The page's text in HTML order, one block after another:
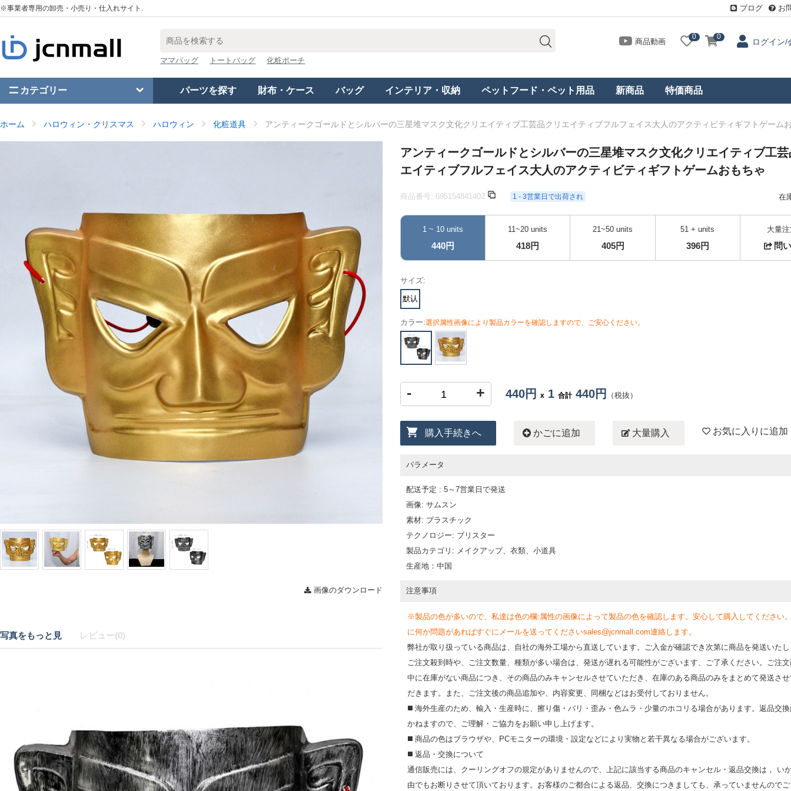
※事業者専用の卸売・小売り・仕入れサイト. ブログ お
ママバッグ トートバッグ 化粧ポーチ
商品動画
0 0
ログイン/
カテゴリー パーツを探す 財布・ケース バッグ インテリア・収納 ペットフード・ペット用品 新商品 特価商品
ホーム ハロウィン・クリスマス ハロウィン 化粧道具 アンティークゴールドとシルバーの三星堆マスク文化クリエイティブ工芸品クリエイティブフルフェイス大人のアクティビティギフトゲーム
画像のダウンロード
写真をもっと見 レビュー(0)
アンティークゴールドとシルバーの三星堆マスク文化クリエイティブ工
エイティブフルフェイス大人のアクティビティギフトゲームおもちゃ
商品番号: 695154841402 1 - 3営業日で出荷され 在
1 ~ 10 units
440円
11~20 units
418円
21~50 units
405円
51 + units
396円
大量
問
サイズ:
默认
カラー:選択属性画像により製品カラーを確認しますので、ご安心ください。
- + 440円 x 1 合計440円 （税抜）
購入手続きへ かごに追加 大量購入 お気に入りに追加
パラメータ
配送予定 : 5～7営業日で発送
画像: サムスン
素材: プラスチック
テクノロジー: ブリスター
製品カテゴリ: メイクアップ、衣類、小道具
生産地：中国
注意事項
※製品の色が多いので、私達は色の欄:属性の画像によって製品の色を確認します。安心して購入してください
に何か問題があればすぐにメールを送ってくださいsales@jcnmall.com連絡します。
弊社が取り扱っている商品は、自社の海外工場から直送しています。ご入金が確認でき次第に商品を発送いた
ご注文殺到時や、ご注文数量、種類が多い場合は、発送が遅れる可能性がございます、ご了承ください。ご注
中に在庫がない商品につき、その商品のみキャンセルさせていただき、在庫のある商品のみをまとめて発送さ
だきます。また、ご注文後の商品追加や、内容変更、同梱などはお受付しておりません。
◼️ 海外⽣産のため、輸⼊・⽣産時に、擦り傷・バリ・歪み・色ムラ・少量のホコリる場合があります。返品交
かねますので、ご理解・ご協⼒をお願い申し上げます。
◼️ 商品の⾊はブラウザや、PCモニターの環境・設定などにより実物と若⼲異なる場合がございます。
◼️ 返品・交換について
通信販売には、クーリングオフの規定がありませんので、上記に該当する商品のキャンセル・返品交換は， い
由でもお断りさせて頂いております。お客様のご都合による返品、交換につきましても、承っていませんので